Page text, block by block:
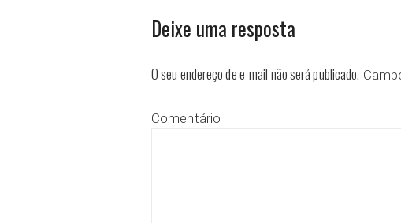
Deixe uma resposta
O seu endereço de e-mail não será publicado.
Comentário